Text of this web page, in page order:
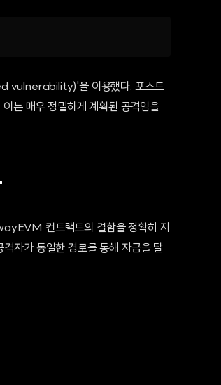
vulnerability)'을 이용했다. 포스트
는 매우 정밀하게 계획된 공격임을
컨트랙트의 결함을 정확히 지
자가 동일한 경로를 통해 자금을 탈